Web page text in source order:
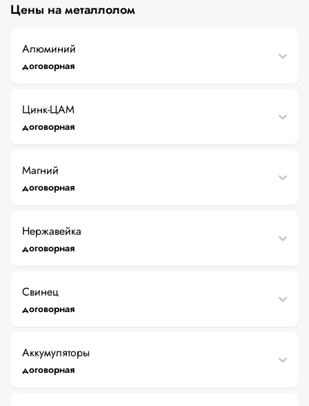
Цены на металлолом
Алюминий
договорная
Цинк-ЦАМ
договорная
Магний
договорная
Нержавейка
договорная
Свинец
договорная
Аккумуляторы
договорная